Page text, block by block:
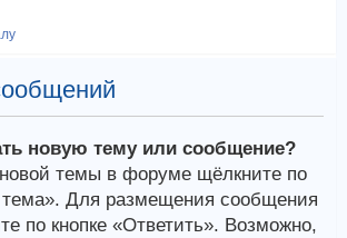
новую тему или сообщение?
темы в форуме щёлкните по
тема». Для размещения сообщения
по кнопке «Ответить». Возможно,